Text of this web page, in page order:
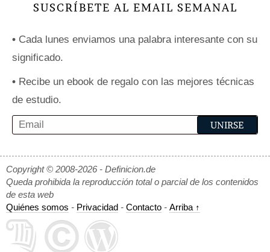
SUSCRÍBETE AL EMAIL SEMANAL
• Cada lunes enviamos una palabra interesante con su
significado.
• Recibe un ebook de regalo con las mejores técnicas
de estudio.
Copyright © 2008-2026 - Definicion.de
Queda prohibida la reproducción total o parcial de los contenidos
de esta web
Quiénes somos - Privacidad - Contacto - Arriba ↑